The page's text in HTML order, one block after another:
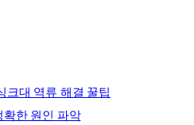
크대 역류 해결 꿀팁
한 원인 파악